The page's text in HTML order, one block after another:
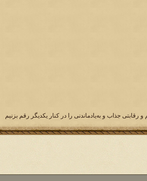
جذاب و به‌یادماندنی را در کنار یکدیگر رقم بزنیم